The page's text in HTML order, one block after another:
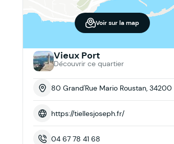
Voir sur la map
Vieux Port
Découvrir ce quartier
80 Grand'Rue Mario Roustan, 34200
https://tiellesjoseph.fr/
04 67 78 41 68